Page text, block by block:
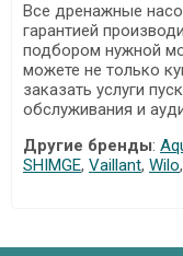
Все дренажные
гарантией
подбором нужной
можете не только
заказать услуги
обслуживания и
Другие бренды:
SHIMGE, Vaillant, Wilo,